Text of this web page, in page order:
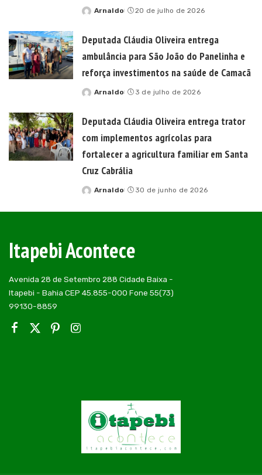
Posted
Arnaldo 20 de julho de 2026
Deputada Cláudia Oliveira entrega
ambulância para São João do Panelinha e
reforça investimentos na saúde de Camacã
Posted
Arnaldo 3 de julho de 2026
Deputada Cláudia Oliveira entrega trator
com implementos agrícolas para
fortalecer a agricultura familiar em Santa
Cruz Cabrália
Posted
Arnaldo 30 de junho de 2026
Itapebi Acontece
Avenida 28 de Setembro 288 Cidade Baixa -
Itapebi - Bahia CEP 45.855-000 Fone 55(73)
99130-8859